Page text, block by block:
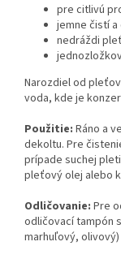
pre citlivú
jemne čistí
nedráždi pleť
Narozdiel od
voda, kde je
Použitie: Ráno a
dekoltu. Pre
prípade suchej
pleťový olej alebo
Odličovanie: Pre
odličovací tampón
marhuľový, olivový)